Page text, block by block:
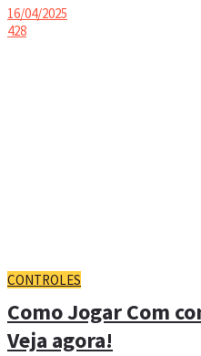
16/04/2025
428
CONTROLES
Como Jogar Com
Veja agora!